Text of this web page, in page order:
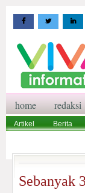
home redaksi
Artikel Berita
Sebanyak